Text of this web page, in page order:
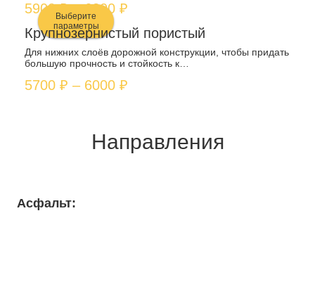
имеет
несколько
вариаций.
Опции
можно
5900₽ – 6200₽
цен:
5900 ₽
–
Выберите
параметры
товар
имеет
на
Крупнозернистый пористый
Для нижних слоёв дорожной конструкции, чтобы придать
большую прочность и стойкость к…
5700₽ – 6000₽
–
Направления
Асфальт: